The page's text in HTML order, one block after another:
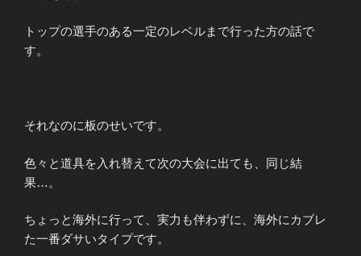
トップの選手のある一定のレベルまで行った方の話で
す。
それなのに板のせいです。
色々と道具を入れ替えて次の大会に出ても、同じ結
果…。
ちょっと海外に行って、実力も伴わずに、海外にカブレ
た一番ダサいタイプです。